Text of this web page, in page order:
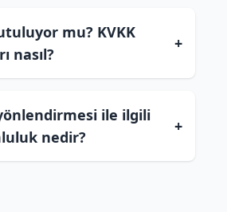
mu? KVKK
nasıl?
+
ile ilgili
nedir?
+